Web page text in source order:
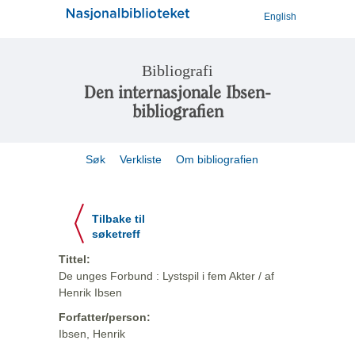
English
Bibliografi
Den internasjonale Ibsen-
bibliografien
Søk Verkliste Om bibliografien
Tilbake til
søketreff
Tittel:
De unges Forbund : Lystspil i fem Akter / af
Henrik Ibsen
Forfatter/person:
Ibsen, Henrik